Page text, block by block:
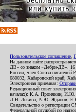
Пользовательское соглашение
На данном сайте
ДВ» со знаком «Дебри-ДВ».
России, член Союза писателей
680032, Хабаровский край,
Электронная приемная:
Редакционный совет
началах): К.А. Пронякин,
Л.Н. Левина, А.Ю. Жданов,
Свидетельство о регистрации
Федеральной службой по